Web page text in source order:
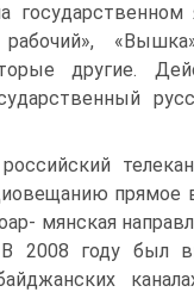
другие.
прямое
мянская
2008 году был